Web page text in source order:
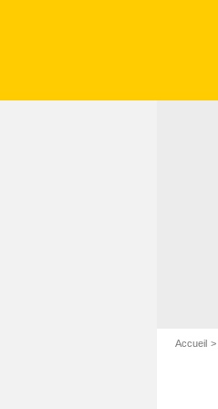
Accueil